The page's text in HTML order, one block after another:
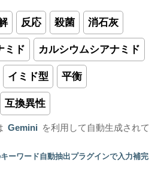
反応 殺菌 消石灰
ミド カルシウムシアナミド
イミド型 平衡
互換異性
Gemini
を利用して自動生成されて
ーワード自動抽出プラグインで入力補完